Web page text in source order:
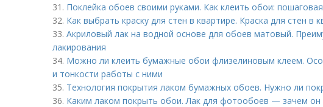
31. Поклейка обоев своими руками. Как клеить обои:
32. Как выбрать краску для стен в квартире. Краска для стен в
33. Акриловый лак на водной основе для обоев матовый.
лакирования
34. Можно ли клеить бумажные обои флизелиновым клеем.
и тонкости работы с ними
35. Технология покрытия лаком бумажных обоев. Нужно ли
36. Каким лаком покрыть обои. Лак для фотообоев — зачем он